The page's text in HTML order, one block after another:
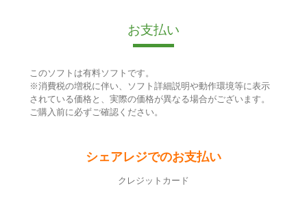
お支払い
このソフトは有料ソフトです。
※消費税の増税に伴い、ソフト詳細説明や動作環境等に表示
されている価格と、実際の価格が異なる場合がございます。
ご購入前に必ずご確認ください。
シェアレジでのお支払い
クレジットカード